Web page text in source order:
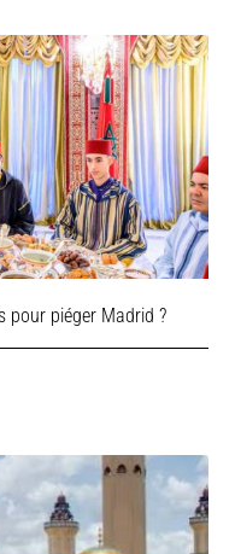
pour piéger Madrid ?